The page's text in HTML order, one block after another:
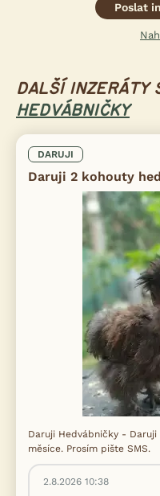
Poslat
DALŠÍ INZERÁTY
HEDVÁBNIČKY
DARUJI
Daruji 2 kohouty
Daruji Hedvábničky -
měsíce. Prosím pište SMS.
2.8.2026 10:38